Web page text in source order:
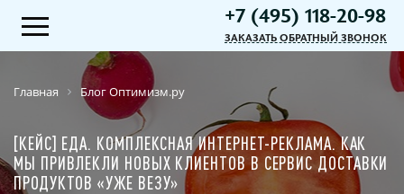
+7 (495) 118-20-98
ЗАКАЗАТЬ ОБРАТНЫЙ ЗВОНОК
Главная Блог Оптимизм.ру
[КЕЙС] ЕДА. КОМПЛЕКСНАЯ ИНТЕРНЕТ-РЕКЛАМА. КАК
МЫ ПРИВЛЕКЛИ НОВЫХ КЛИЕНТОВ В СЕРВИС ДОСТАВКИ
ПРОДУКТОВ «УЖЕ ВЕЗУ»